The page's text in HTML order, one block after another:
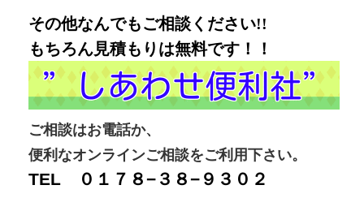
その他なんでもご相談ください!!
もちろん見積もりは無料です！！
ご相談はお電話か、
便利なオンラインご相談をご利用下さい。
TEL ０１７８−３８−９３０２